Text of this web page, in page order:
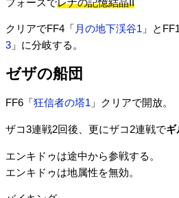
フォースでレナの記憶結晶II
クリアでFF4「 月の地下渓谷1 」と
3 」に分岐する。
ゼザの船団
FF6「 狂信者の塔1 」クリアで開放。
ザコ3連戦2回後、更にザコ2連戦でギ
エンキドゥは途中から参戦する。
エンキドゥは地属性を無効。